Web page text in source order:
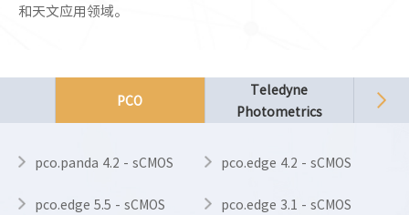
和天文应用领域。
PCO
Teledyne
Photometrics
pco.panda 4.2 - sCMOS pco.edge 4.2 - sCMOS
pco.edge 5.5 - sCMOS pco.edge 3.1 - sCMOS